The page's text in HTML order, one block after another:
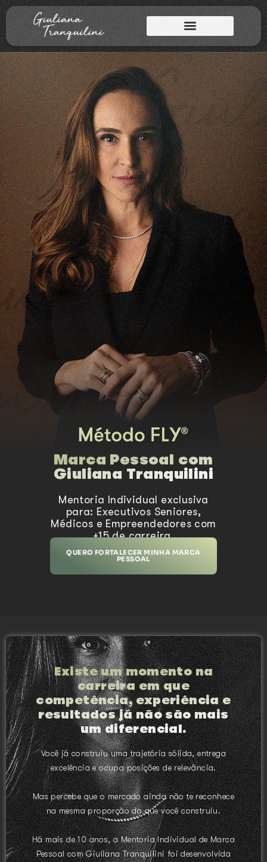
Marca Pessoal com
Giuliana Tranquilini
Mentoria Individual exclusiva
para: Executivos Seniores,
Médicos e Empreendedores com
+15 de carreira.
QUERO FORTALECER MINHA MARCA
PESSOAL
Existe um momento na
carreira em que
competência, experiência e
resultados já não são mais
um diferencial.
Você já construiu uma trajetória sólida, entrega
excelência e ocupa posições de relevância.
Mas percebe que o mercado ainda não te reconhece
na mesma proporção do que você construiu.
Há mais de 10 anos, a Mentoria Individual de Marca
Pessoal com Giuliana Tranquilini foi desenvolvida